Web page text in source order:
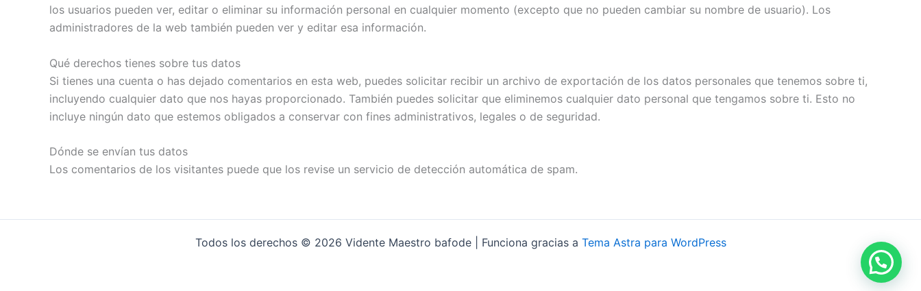
los usuarios pueden ver, editar o eliminar su información personal en cualquier momento (excepto que no pueden cambiar su nombre de usuario). Los
administradores de la web también pueden ver y editar esa información.
Qué derechos tienes sobre tus datos
Si tienes una cuenta o has dejado comentarios en esta web, puedes solicitar recibir un archivo de exportación de los datos personales que tenemos sobre ti,
incluyendo cualquier dato que nos hayas proporcionado. También puedes solicitar que eliminemos cualquier dato personal que tengamos sobre ti. Esto no
incluye ningún dato que estemos obligados a conservar con fines administrativos, legales o de seguridad.
Dónde se envían tus datos
Los comentarios de los visitantes puede que los revise un servicio de detección automática de spam.
Todos los derechos © 2026 Vidente Maestro bafode | Funciona gracias a Tema Astra para WordPress